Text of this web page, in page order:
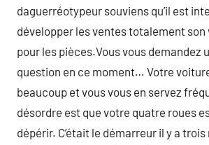
daguerréotypeur souviens qu’il est
développer les ventes totalement son
pour les pièces.Vous vous demandez
question en ce moment… Votre
beaucoup et vous vous en servez
désordre est que votre quatre roues
dépérir. C’était le démarreur il y a trois